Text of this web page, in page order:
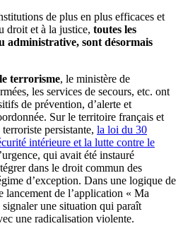
de plus en plus efficaces et
droit et à la justice, toutes les
administrative, sont désormais
terrorisme, le ministère de
les services de secours, etc. ont
de prévention, d’alerte et
Sur le territoire français et
persistante, la loi du 30
intérieure et la lutte contre le
qui avait été instauré
dans le droit commun des
d’exception. Dans une logique de
lancement de l’application « Ma
une situation qui paraît
une radicalisation violente.